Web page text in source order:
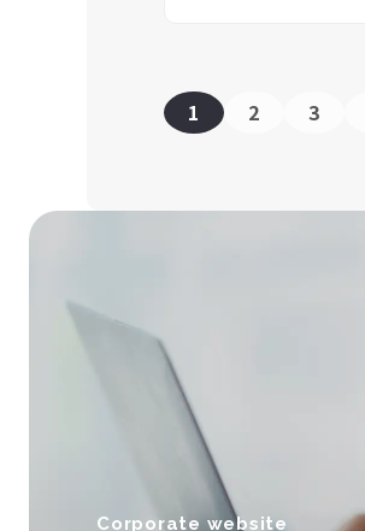
1 2 3
Corporate website